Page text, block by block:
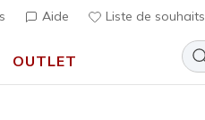
Aide Liste de souhaits
OUTLET